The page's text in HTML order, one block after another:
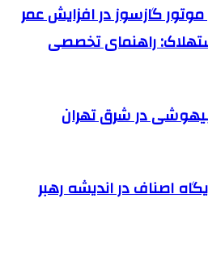
گازسوز در افزایش عمر
راهنمای تخصصی
در شرق تهران
اصناف در اندیشه رهبر